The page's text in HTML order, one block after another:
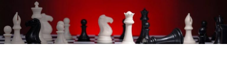
Inhalt
springen